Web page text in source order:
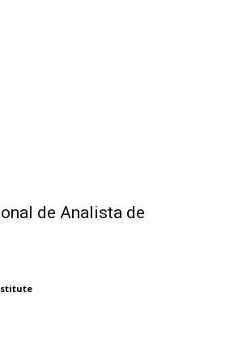
de Analista de